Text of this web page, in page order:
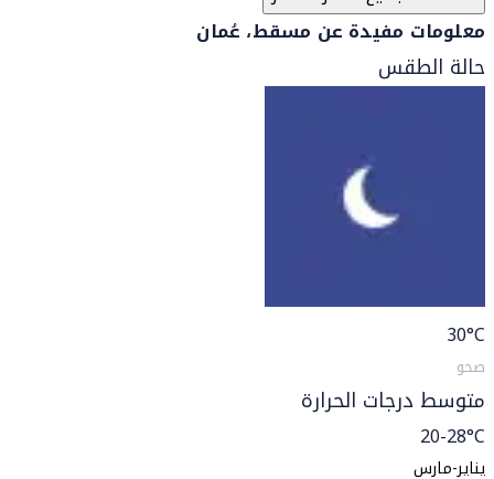
معلومات مفيدة عن مسقط، عُمان
حالة الطقس
30°C
صحو
متوسط درجات الحرارة
20-28°C
يناير-مارس